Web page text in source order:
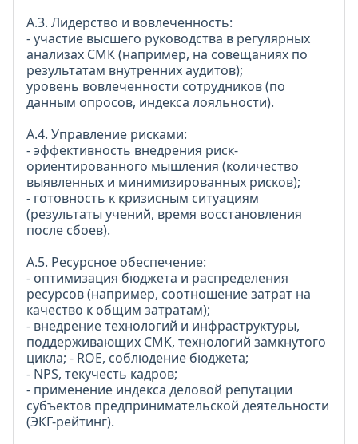
А.3. Лидерство и вовлеченность:
- участие высшего руководства в регулярных
анализах СМК (например, на совещаниях по
результатам внутренних аудитов);
уровень вовлеченности сотрудников (по
данным опросов, индекса лояльности).
А.4. Управление рисками:
- эффективность внедрения риск-
ориентированного мышления (количество
выявленных и минимизированных рисков);
- готовность к кризисным ситуациям
(результаты учений, время восстановления
после сбоев).
А.5. Ресурсное обеспечение:
- оптимизация бюджета и распределения
ресурсов (например, соотношение затрат на
качество к общим затратам);
- внедрение технологий и инфраструктуры,
поддерживающих СМК, технологий замкнутого
цикла; - ROE, соблюдение бюджета;
- NРЅ, текучесть кадров;
- применение индекса деловой репутации
субъектов предпринимательской деятельности
(ЭКГ-рейтинг).